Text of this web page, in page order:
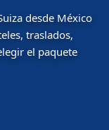
desde México
traslados,
el paquete